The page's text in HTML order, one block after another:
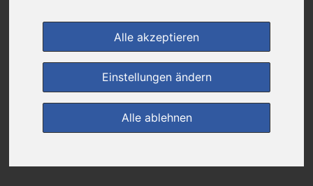
Alle akzeptieren
Einstellungen ändern
Alle ablehnen
(0) Jetzt bewerten!
zur Startseite
Preisalarm